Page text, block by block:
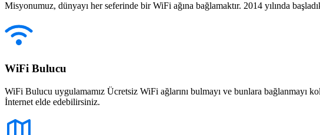
Misyonumuz, dünyayı her seferinde bir WiFi ağına bağlamaktır. 2014 yılında
WiFi Bulucu
WiFi Bulucu uygulamamız Ücretsiz WiFi ağlarını bulmayı ve bunlara bağlanmayı
İnternet elde edebilirsiniz.